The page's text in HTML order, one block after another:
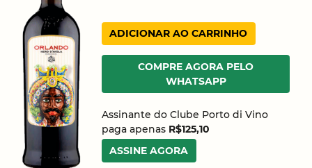
ADICIONAR AO CARRINHO
COMPRE AGORA PELO
WHATSAPP
Assinante do Clube Porto di Vino
paga apenas R$125,10
ASSINE AGORA